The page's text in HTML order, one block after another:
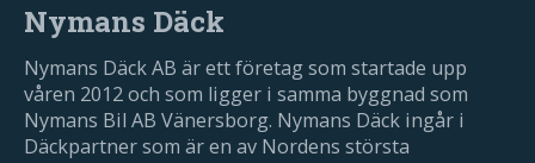
Nymans Däck
Nymans Däck AB är ett företag som startade upp
våren 2012 och som ligger i samma byggnad som
Nymans Bil AB Vänersborg. Nymans Däck ingår i
Däckpartner som är en av Nordens största